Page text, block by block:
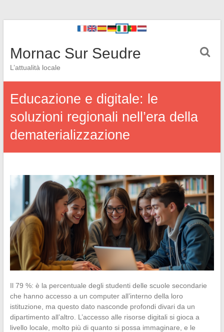
Mornac Sur Seudre
L’attualità locale
Educazione e digitale: le
soluzioni regionali nell’era della
dematerializzazione
Il 79 %: è la percentuale degli studenti delle scuole secondarie
che hanno accesso a un computer all’interno della loro
istituzione, ma questo dato nasconde profondi divari da un
dipartimento all’altro. L’accesso alle risorse digitali si gioca a
livello locale, molto più di quanto si possa immaginare, e le